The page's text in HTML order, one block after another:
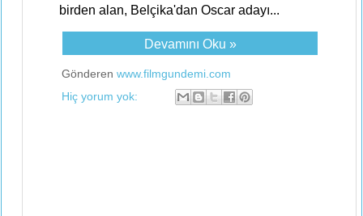
birden alan, Belçika'dan Oscar adayı...
Devamını Oku »
Gönderen www.filmgundemi.com
Hiç yorum yok: